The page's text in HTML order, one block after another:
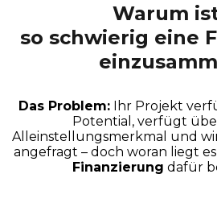
Warum
so schwierig eine
Das Problem:Ihr Projekt
Potential, verfügt
Alleinstellungsmerkmal und
angefragt – doch woran liegt es
Finanzierung dafür